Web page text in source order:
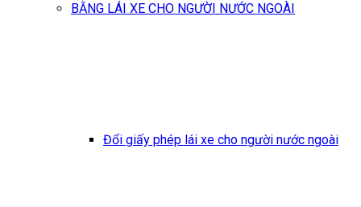
BẰNG LÁI XE CHO NGƯỜI NƯỚC NGOÀI
Đổi giấy phép lái xe cho người nước ngoài